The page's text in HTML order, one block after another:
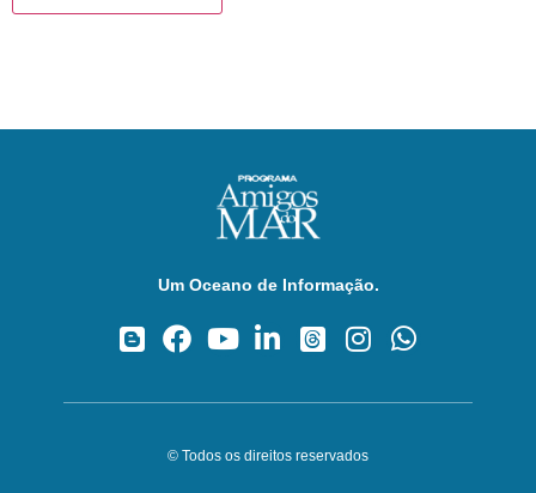
Um Oceano de Informação.
© Todos os direitos reservados